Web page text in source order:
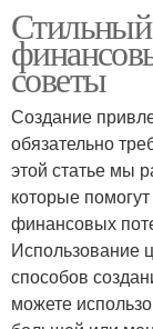
Стильный
советы
Создание
обязательно
этой статье мы
которые
финансовых
Использование
способов
можете